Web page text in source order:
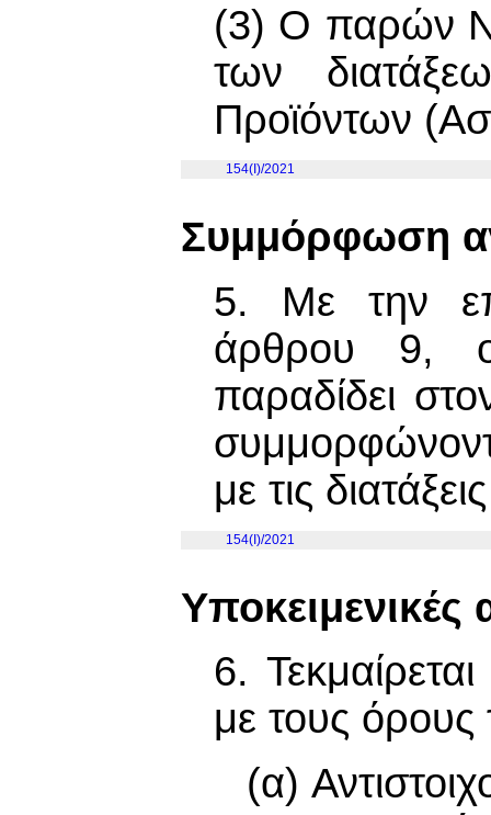
(3) Ο παρών
των
Προϊόντων
154(I)/2021
Συμμόρφωση
5. Με την
άρθρου 9,
παραδίδει
με τις
154(I)/2021
6.
με τους
(α)